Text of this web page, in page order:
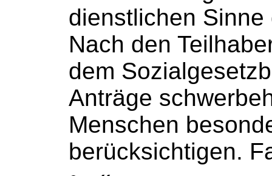
dienstlichen
Nach den
dem
Anträge
Menschen
berücksichtigen.